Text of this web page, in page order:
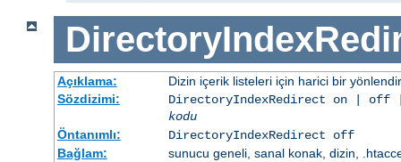
Açıklama:
Dizin içerik listeleri için harici bir
Sözdizimi:
DirectoryIndexRedirect on |
kodu
Öntanımlı:
DirectoryIndexRedirect off
Bağlam:
sunucu geneli, sanal konak, dizin,